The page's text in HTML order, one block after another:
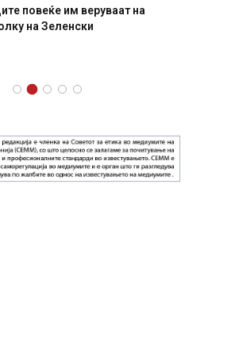
повеќе им веруваат на
на Зеленски